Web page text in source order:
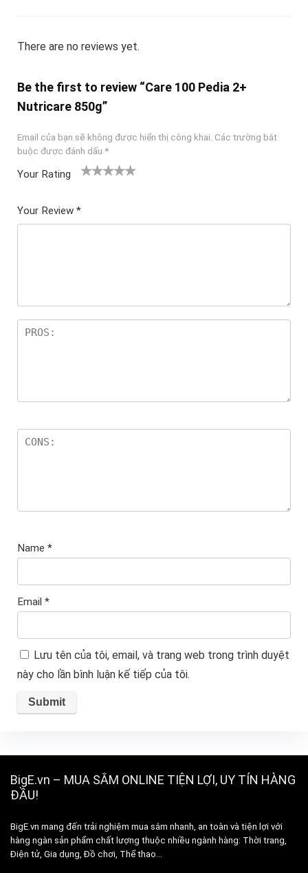
There are no reviews yet.
Be the first to review “Care 100 Pedia 2+
Nutricare 850g”
Email của bạn sẽ không được hiển thị công khai. Các trường bắt
buộc được đánh dấu *
Your Rating
ê
5
Your Review *
Name *
Email *
Lưu tên của tôi, email, và trang web trong trình duyệt
này cho lần bình luận kế tiếp của tôi.
BigE.vn – MUA SẮM ONLINE TIỆN LỢI, UY TÍN HÀNG
ĐẦU!
BigE.vn mang đến trải nghiệm mua sắm nhanh, an toàn và tiện lợi với
hàng ngàn sản phẩm chất lượng thuộc nhiều ngành hàng: Thời trang,
Điện tử, Gia dụng, Đồ chơi, Thể thao…